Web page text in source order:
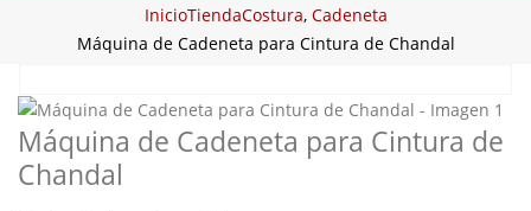
InicioTiendaCostura, Cadeneta
Máquina de Cadeneta para Cintura de Chandal
Máquina de Cadeneta para Cintura de
Chandal